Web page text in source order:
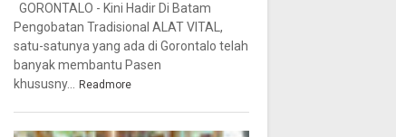
GORONTALO - Kini Hadir Di Batam
Pengobatan Tradisional ALAT VITAL,
satu-satunya yang ada di Gorontalo telah
banyak membantu Pasen
khususny... Readmore